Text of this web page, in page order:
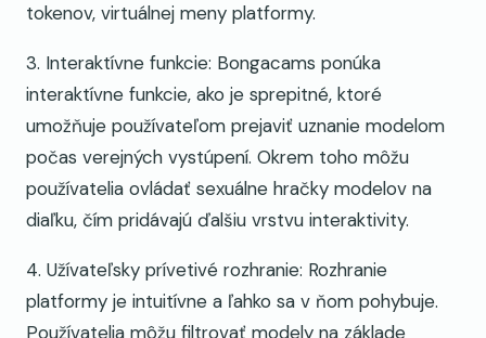
tokenov, virtuálnej meny platformy.
3. Interaktívne funkcie: Bongacams ponúka
interaktívne funkcie, ako je sprepitné, ktoré
umožňuje používateľom prejaviť uznanie modelom
počas verejných vystúpení. Okrem toho môžu
používatelia ovládať sexuálne hračky modelov na
diaľku, čím pridávajú ďalšiu vrstvu interaktivity.
4. Užívateľsky prívetivé rozhranie: Rozhranie
platformy je intuitívne a ľahko sa v ňom pohybuje.
Používatelia môžu filtrovať modely na základe